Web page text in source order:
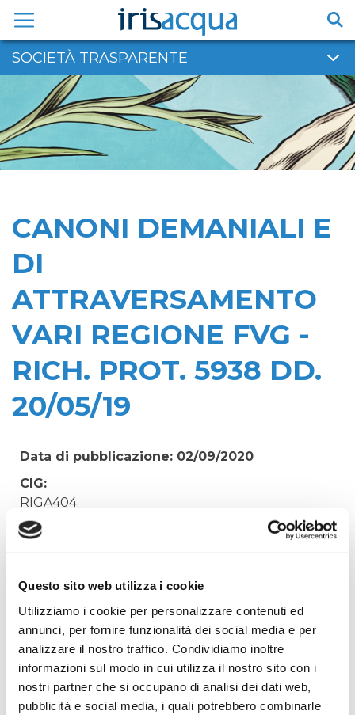
Questo sito web utilizza i cookie
Utilizziamo i cookie per personalizzare contenuti ed
annunci, per fornire funzionalità dei social media e per
analizzare il nostro traffico. Condividiamo inoltre
informazioni sul modo in cui utilizza il nostro sito con i
nostri partner che si occupano di analisi dei dati web,
pubblicità e social media, i quali potrebbero combinarle
contenuto
SOCIETÀ TRASPARENTE
CANONI DEMANIALI E
DI
ATTRAVERSAMENTO
VARI REGIONE FVG -
RICH. PROT. 5938 DD.
20/05/19
Data di pubblicazione: 02/09/2020
CIG:
RIGA404
Struttura proponente:
Oggetto:
CANONI DEMANIALI E DI ATTRAVERSAMENTO
VARI REGIONE FVG - RICH. PROT. 5938 DD.
20/05/19
Codice Fiscale: